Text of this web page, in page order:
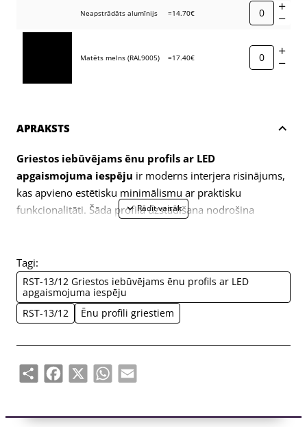
Neapstrādāts alumīnijs =14.70€
Matēts melns (RAL9005) =17.40€
APRAKSTS
Griestos iebūvējams ēnu profils ar LED
apgaismojuma iespēju ir moderns interjera risinājums,
kas apvieno estētisku minimālismu ar praktisku
funkcionalitāti. Šāda profila uzstādīšana nodrošina
telpā.
Izgatavots no kvalitatīva alumīnija, profils ir izturīgs,
precīzs un piemērots dažādiem griestu apdares veidiem.
Priekšrocības:
– Tīras līnijas un perfekta apdare
– Augstas kvalitātes alumīnija konstrukcija
– Ideāli piemērots mūsdienīgiem interjeriem
Tagi:
RST-13/12 Griestos iebūvējams ēnu profils ar LED
apgaismojuma iespēju
RST-13/12
Ēnu profili griestiem
ShareFacebook
X WhatsApp
Email